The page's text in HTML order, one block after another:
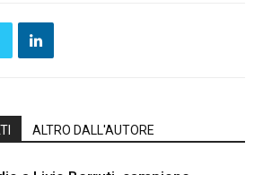
ALTRO DALL'AUTORE